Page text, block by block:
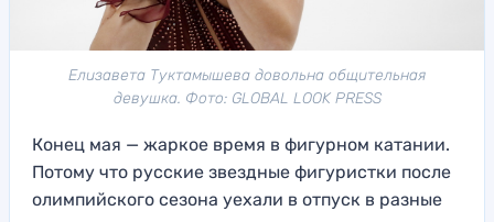
Елизавета Туктамышева довольна общительная
девушка. Фото: GLOBAL LOOK PRESS
Конец мая — жаркое время в фигурном катании.
Потому что русские звездные фигуристки после
олимпийского сезона уехали в отпуск в разные